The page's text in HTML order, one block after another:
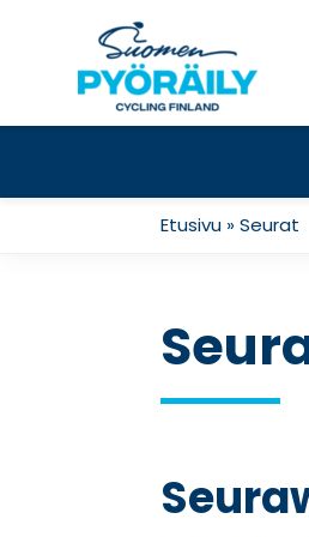
Etusivu »Seurat